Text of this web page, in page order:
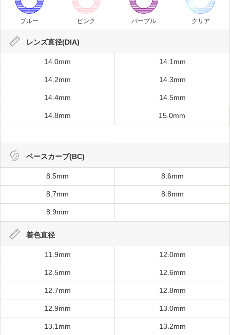
ブルー ピンク パープル クリア
レンズ直径(DIA)
14.0mm 14.1mm
14.2mm 14.3mm
14.4mm 14.5mm
14.8mm 15.0mm
ベースカーブ(BC)
8.5mm 8.6mm
8.7mm 8.8mm
8.9mm
着色直径
11.9mm 12.0mm
12.5mm 12.6mm
12.7mm 12.8mm
12.9mm 13.0mm
13.1mm 13.2mm